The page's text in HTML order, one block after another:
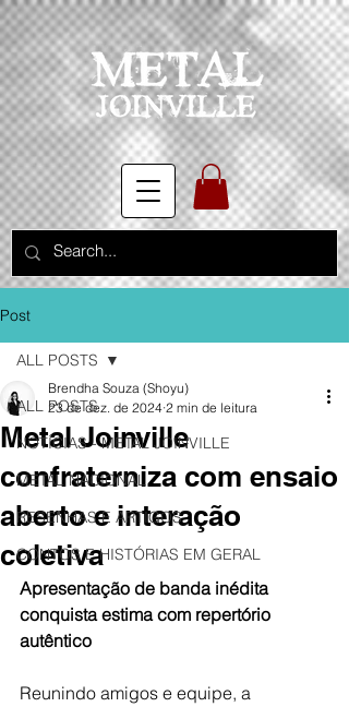
Post
ALL POSTS
NOTÍCIAS - METAL JOINVILLE
METAL NACIONAL
RESENHAS E ARTIGOS
CONTOS E HISTÓRIAS EM GERAL
ALL POSTS
Metal Joinville
confraterniza com ensaio
aberto e interação
coletiva
Brendha Souza (Shoyu)
23 de dez. de 2024 2 min de leitura
Apresentação de banda inédita
conquista estima com repertório
autêntico
Reunindo amigos e equipe, a